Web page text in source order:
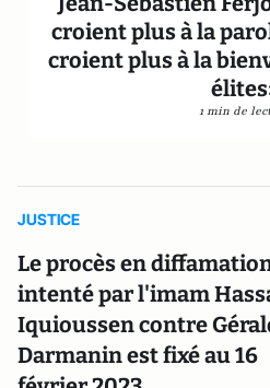
croient plus à la
croient plus à la
1 min de
JUSTICE
Le procès en
intenté par l'imam
Iquioussen contre
Darmanin est fixé au 16